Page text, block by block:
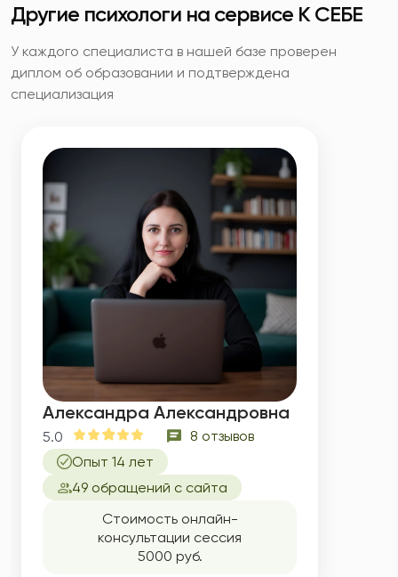
Другие психологи на сервисе К СЕБЕ
У каждого специалиста в нашей базе проверен
диплом об образовании и подтверждена
специализация
Александра Александровна
5.0
8 отзывов
Опыт 14 лет
49 обращений с сайта
Стоимость онлайн-
консультации сессия
5000 руб.